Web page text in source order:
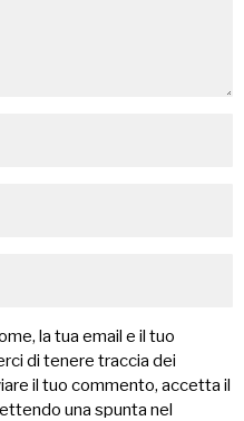
la tua email e il tuo
di tenere traccia dei
il tuo commento, accetta il
una spunta nel